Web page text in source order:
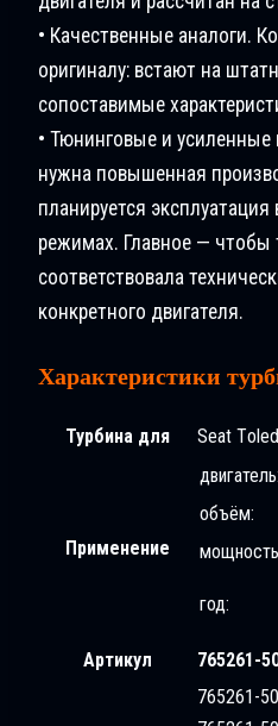
• Качественные аналоги.
оригиналу: встают на
сопоставимые
• Тюнинговые и усиленные
нужна повышенная
планируется
режимах. Главное — чтобы
соответствовала
конкретного двигателя.
Характеристики
Турбина для Seat
Применение
двигатель:
объём:
год:
Артикул
765261-
765261-